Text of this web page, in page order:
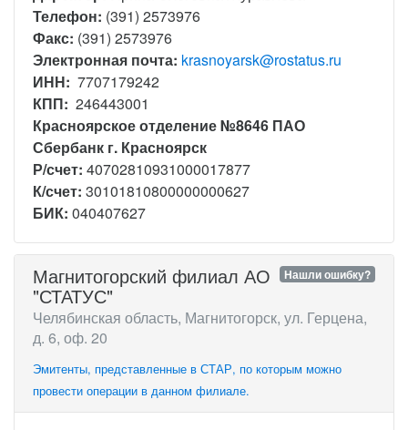
Телефон: (391) 2573976
Факс: (391) 2573976
Электронная почта: krasnoyarsk@rostatus.ru
ИНН: 7707179242
КПП: 246443001
Красноярское отделение №8646 ПАО
Сбербанк г. Красноярск
Р/счет: 40702810931000017877
К/счет: 30101810800000000627
БИК: 040407627
Нашли ошибку?
Магнитогорский филиал АО
"СТАТУС"
Челябинская область, Магнитогорск, ул. Герцена,
д. 6, оф. 20
Эмитенты, представленные в СТАР, по которым можно
провести операции в данном филиале.